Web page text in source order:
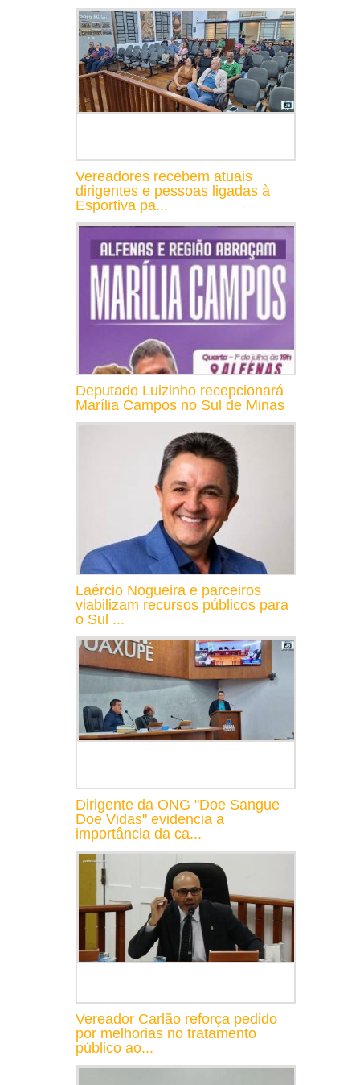
Vereadores recebem atuais
dirigentes e pessoas ligadas à
Esportiva pa...
Deputado Luizinho recepcionará
Marília Campos no Sul de Minas
Laércio Nogueira e parceiros
viabilizam recursos públicos para
o Sul ...
Dirigente da ONG "Doe Sangue
Doe Vidas" evidencia a
importância da ca...
Vereador Carlão reforça pedido
por melhorias no tratamento
público ao...